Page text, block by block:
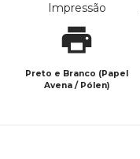
Impressão
Preto e Branco (Papel
Avena / Pólen)